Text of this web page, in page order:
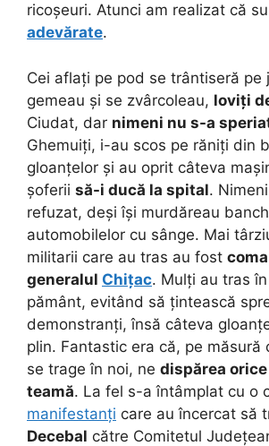
ricoșeuri. Atunci am realizat că
adevărate.
Cei aflați pe pod se trântiseră pe
gemeau și se zvârcoleau, loviți
Ciudat, dar nimeni nu s-a
Ghemuiți, i-au scos pe răniți din
gloanțelor și au oprit câteva
șoferii să-i ducă la spital.
refuzat, deși își murdăreau
automobilelor cu sânge. Mai
militarii care au tras au fost
generalul Chițac. Mulți au tras
pământ, evitând să țintească
demonstranți, însă câteva
plin. Fantastic era că, pe măsură
se trage în noi, ne dispărea
teamă. La fel s-a întâmplat cu o
manifestanți care au încercat să
Decebal către Comitetul